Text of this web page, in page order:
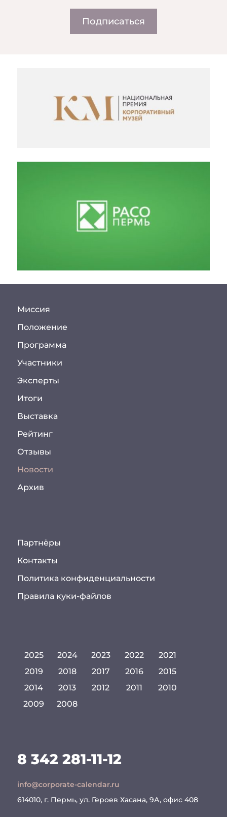
Подписаться
Миссия
Положение
Программа
Участники
Эксперты
Итоги
Выставка
Рейтинг
Отзывы
Новости
Архив
Партнёры
Контакты
Политика конфиденциальности
Правила куки-файлов
2025 2024 2023 2022
2021
2019
2018 2017 2016
2015
2014
2013 2012 2011
2010
2009
2008
8 342 281-11-12
info@corporate-calendar.ru
614010, г. Пермь, ул. Героев Хасана, 9А, офис 408